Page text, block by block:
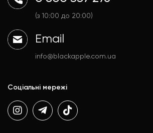
Аксесуари
Договір публічної оферти
Політика конфіденційності
(з 10:00 до 20:00)
Email
info@blackapple.com.ua
Соціальні мережі